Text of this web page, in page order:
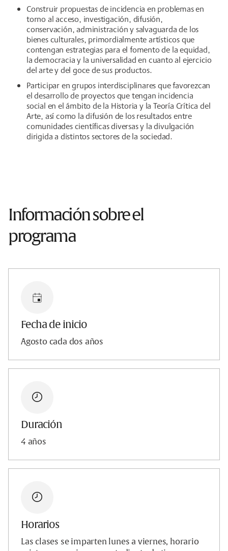
Construir propuestas de incidencia en problemas en
torno al acceso, investigación, difusión,
conservación, administración y salvaguarda de los
bienes culturales, primordialmente artísticos que
contengan estrategias para el fomento de la equidad,
la democracia y la universalidad en cuanto al ejercicio
del arte y del goce de sus productos.
Participar en grupos interdisciplinares que favorezcan
el desarrollo de proyectos que tengan incidencia
social en el ámbito de la Historia y la Teoría Crítica del
Arte, así como la difusión de los resultados entre
comunidades científicas diversas y la divulgación
dirigida a distintos sectores de la sociedad.
Información sobre el
programa
Fecha de inicio
Agosto cada dos años
Duración
4 años
Horarios
Las clases se imparten lunes a viernes, horario